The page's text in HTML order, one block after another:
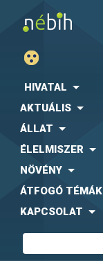
HIVATAL
AKTUÁLIS
ÁLLAT
ÉLELMISZER
NÖVÉNY
ÁTFOGÓ TÉMÁK
KAPCSOLAT